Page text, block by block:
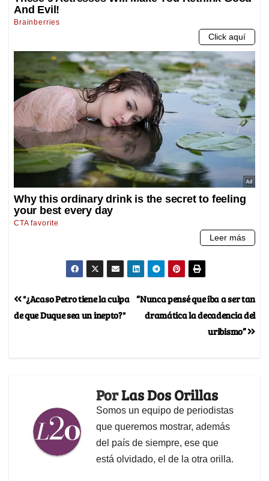
“Nunca pensé que iba a ser tan
dramática la decadencia del
uribismo”
"¿Acaso Petro tiene la culpa
de que Duque sea un inepto?"
PorLas Dos Orillas
Somos un equipo de periodistas
que queremos mostrar, además
del país de siempre, ese que
está olvidado, el de la otra orilla.